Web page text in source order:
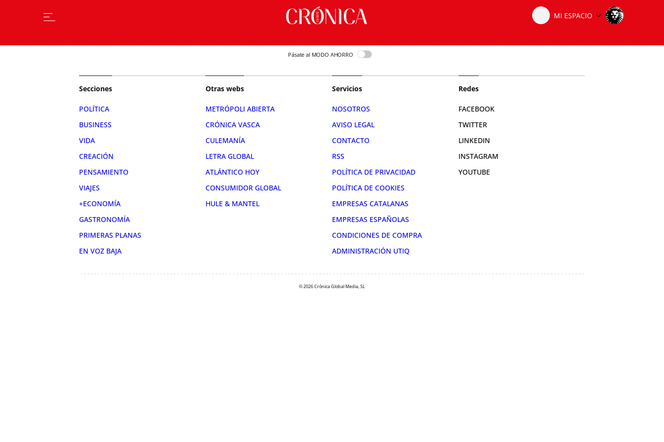
Pásate al MODO AHORRO
Secciones
POLÍTICA
BUSINESS
VIDA
CREACIÓN
PENSAMIENTO
VIAJES
+ECONOMÍA
GASTRONOMÍA
PRIMERAS PLANAS
EN VOZ BAJA
Otras webs
METRÓPOLI ABIERTA
CRÓNICA VASCA
CULEMANÍA
LETRA GLOBAL
ATLÁNTICO HOY
CONSUMIDOR GLOBAL
HULE & MANTEL
Servicios
NOSOTROS
AVISO LEGAL
CONTACTO
RSS
POLÍTICA DE PRIVACIDAD
POLÍTICA DE COOKIES
EMPRESAS CATALANAS
EMPRESAS ESPAÑOLAS
CONDICIONES DE COMPRA
ADMINISTRACIÓN UTIQ
Redes
FACEBOOK
TWITTER
LINKEDIN
INSTAGRAM
YOUTUBE
© 2026 Crónica Global Media, SL